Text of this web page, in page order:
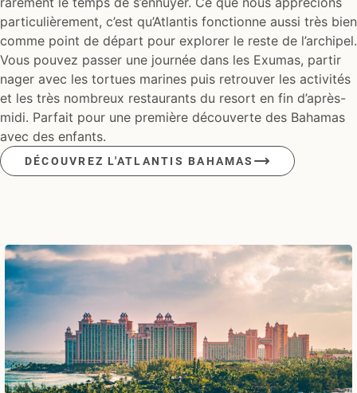
particulièrement, c’est qu’Atlantis fonctionne aussi très bien
comme point de départ pour explorer le reste de l’archipel.
Vous pouvez passer une journée dans les Exumas, partir
nager avec les tortues marines puis retrouver les activités
et les très nombreux restaurants du resort en fin d’après-
midi. Parfait pour une première découverte des Bahamas
avec des enfants.
DÉCOUVREZ L'ATLANTIS BAHAMAS